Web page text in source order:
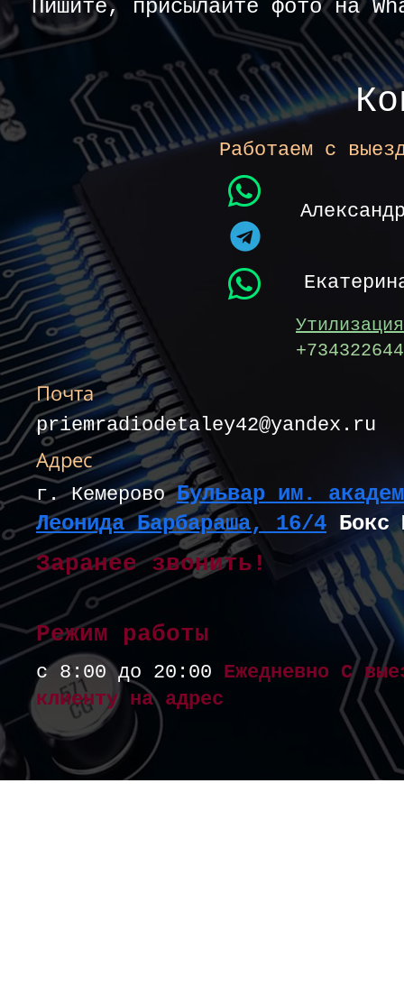
Пишите, присылайте фото на
Работаем с
Почта
priemradiodetaley42@yandex.ru
Адрес
г. КемеровоБульвар им.
Леонида Барбараша, 16/4 Бокс
Заранее звонить!
Режим работы
с 8:00 до 20:00 Ежедневно С
клиенту на адрес